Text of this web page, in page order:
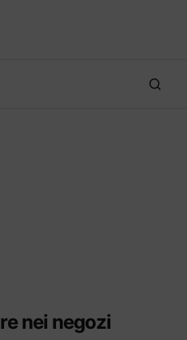
nei negozi